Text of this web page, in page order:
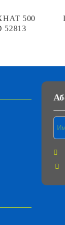
500
52813